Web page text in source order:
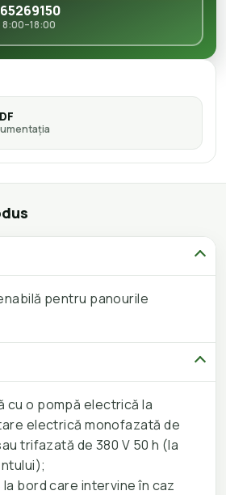
8:00–18:00
pentru panourile
cu o pompă electrică la
electrică monofazată de
trifazată de 380 V 50 h (la
la bord care intervine în caz